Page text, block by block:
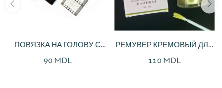
ПОВЯЗКА НА ГОЛОВУ С
ПЛАНШЕТКОЙ
90 MDL
РЕМУВЕР КРЕМОВЫЙ ДЛЯ
110 MDL